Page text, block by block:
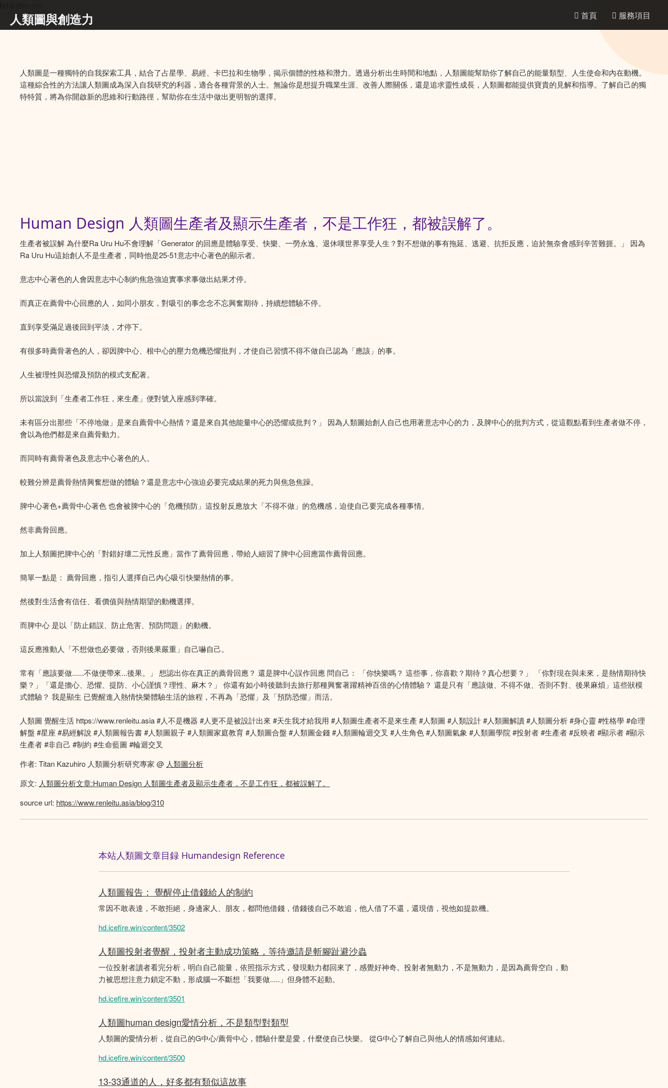
人類圖與創造力 首頁 服務項目
人類圖是一種獨特的自我探索工具，結合了占星學、易經、卡巴拉和生物學，揭示個體的性格和潛力。透過分析出生時間和地點，人類圖能幫助你了解自己的能量類型、人生使命和內在動機。
這種綜合性的方法讓人類圖成為深入自我研究的利器，適合各種背景的人士。無論你是想提升職業生涯、改善人際關係，還是追求靈性成長，人類圖都能提供寶貴的見解和指導。了解自己的獨
特特質，將為你開啟新的思維和行動路徑，幫助你在生活中做出更明智的選擇。
Human Design 人類圖生產者及顯示生產者，不是工作狂，都被誤解了。
生產者被誤解 為什麼Ra Uru Hu不會理解「Generator 的回應是體驗享受、快樂、一勞永逸、退休嘆世界享受人生？對不想做的事有拖延、逃避、抗拒反應，迫於無奈會感到辛苦難捱。」 因為
Ra Uru Hu這始創人不是生產者，同時他是25-51意志中心著色的顯示者。
意志中心著色的人會因意志中心制約焦急強迫實事求事做出結果才停。
而真正在薦骨中心回應的人，如同小朋友，對吸引的事念念不忘興奮期待，持續想體驗不停。
直到享受滿足過後回到平淡，才停下。
有很多時薦骨著色的人，卻因脾中心、根中心的壓力危機恐懼批判，才使自己習慣不得不做自己認為「應該」的事。
人生被理性與恐懼及預防的模式支配著。
所以當說到「生產者工作狂，來生產」便對號入座感到準確。
未有區分出那些「不停地做」是來自薦骨中心熱情？還是來自其他能量中心的恐懼或批判？」 因為人類圖始創人自己也用著意志中心的力，及脾中心的批判方式，從這觀點看到生產者做不停，
會以為他們都是來自薦骨動力。
而同時有薦骨著色及意志中心著色的人。
較難分辨是薦骨熱情興奮想做的體驗？還是意志中心強迫必要完成結果的死力與焦急焦躁。
脾中心著色+薦骨中心著色 也會被脾中心的「危機預防」這投射反應放大「不得不做」的危機感，迫使自己要完成各種事情。
然非薦骨回應。
加上人類圖把脾中心的「對錯好壞二元性反應」當作了薦骨回應，帶給人細習了脾中心回應當作薦骨回應。
簡單一點是： 薦骨回應，指引人選擇自己內心吸引快樂熱情的事。
然後對生活會有信任、看價值與熱情期望的動機選擇。
而脾中心 是以「防止錯誤、防止危害、預防問題」的動機。
這反應推動人「不想做也必要做，否則後果嚴重」自己嚇自己。
常有「應該要做......不做便帶來...後果。」 想認出你在真正的薦骨回應？ 還是脾中心誤作回應 問自己： 「你快樂嗎？ 這些事，你喜歡？期待？真心想要？」 「你對現在與未來，是熱情期待快
樂？」「還是擔心、恐懼、提防、小心謹慎？理性、麻木？」 你還有如小時後聽到去旅行那種興奮著躍精神百倍的心情體驗？ 還是只有「應該做、不得不做、否則不對、後果麻煩」這些狀模
式體驗？ 我是顯生 已覺醒進入熱情快樂體驗生活的旅程，不再為「恐懼」及「預防恐懼」而活。
人類圖 覺醒生活 https://www.renleitu.asia #人不是機器 #人更不是被設計出來 #天生我才給我用 #人類圖生產者不是來生產 #人類圖 #人類設計 #人類圖解讀 #人類圖分析 #身心靈 #性格學 #命理
解盤 #星座 #易經解說 #人類圖報告書 #人類圖親子 #人類圖家庭教育 #人類圖合盤 #人類圖金錢 #人類圖輪迴交叉 #人生角色 #人類圖氣象 #人類圖學院 #投射者 #生產者 #反映者 #顯示者 #顯示
生產者 #非自己 #制約 #生命藍圖 #輪迴交叉
作者: Titan Kazuhiro 人類圖分析研究專家 @ 人類圖分析
原文: 人類圖分析文章:Human Design 人類圖生產者及顯示生產者，不是工作狂，都被誤解了。
source url: https://www.renleitu.asia/blog/310
本站人類圖文章目録 Humandesign Reference
人類圖報告： 覺醒停止借錢給人的制約
常因不敢表達，不敢拒絕，身邊家人、朋友，都問他借錢，借錢後自己不敢追，他人借了不還，還現借，視他如提款機。
hd.icefire.win/content/3502
人類圖投射者覺醒，投射者主動成功策略，等待邀請是斬腳趾避沙蟲
一位投射者讀者看完分析，明白自己能量，依照指示方式，發現動力都回來了，感覺好神奇。投射者無動力，不是無動力，是因為薦骨空白，動
力被思想注意力鎖定不動，形成腦一不斷想「我要做.....」但身體不起動。
hd.icefire.win/content/3501
人類圖human design愛情分析，不是類型對類型
人類圖的愛情分析，從自己的G中心/薦骨中心，體驗什麼是愛，什麼使自己快樂。 從G中心了解自己與他人的情感如何連結。
hd.icefire.win/content/3500
13-33通道的人，好多都有類似這故事